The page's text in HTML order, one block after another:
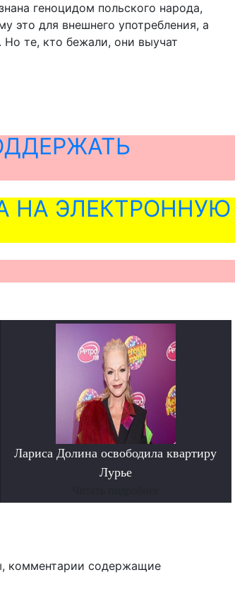
геноцидом польского народа,
это для внешнего употребления, а
те, кто бежали, они выучат
НА ЭЛЕКТРОННУЮ
Лариса Долина освободила квартиру
Лурье
комментарии содержащие